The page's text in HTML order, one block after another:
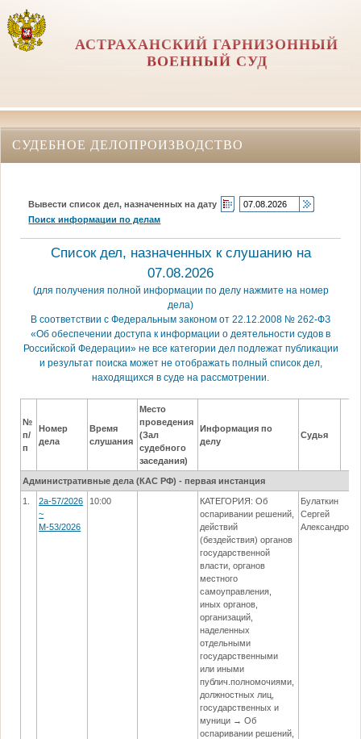
АСТРАХАНСКИЙ ГАРНИЗОННЫЙ
ВОЕННЫЙ СУД
СУДЕБНОЕ ДЕЛОПРОИЗВОДСТВО
Вывести список дел, назначенных на дату
Поиск информации по делам
Список дел, назначенных к слушанию на
07.08.2026
(для получения полной информации по делу нажмите на номер
дела)
В соответствии с Федеральным законом от 22.12.2008 № 262-ФЗ
«Об обеспечении доступа к информации о деятельности судов в
Российской Федерации» не все категории дел подлежат публикации
и результат поиска может не отображать полный список дел,
находящихся в суде на рассмотрении.
№
п/
п
Номер
дела
Время
слушания
Место
проведения
(Зал
судебного
заседания)
Информация по
делу
Судья
Административные дела (КАC РФ) - первая инстанция
1.
2а-57/2026
~
М-53/2026
10:00
КАТЕГОРИЯ: Об
оспаривании решений,
действий
(бездействия) органов
государственной
власти, органов
местного
самоуправления,
иных органов,
организаций,
наделенных
отдельными
государственными
или иными
публич.полномочиями,
должностных лиц,
государственных и
муници → Об
оспаривании решений,
Булаткин
Сергей